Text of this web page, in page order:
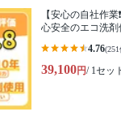
【安心の自社作
心安全のエコ洗剤
4.76(251
39,100円/ 1セッ